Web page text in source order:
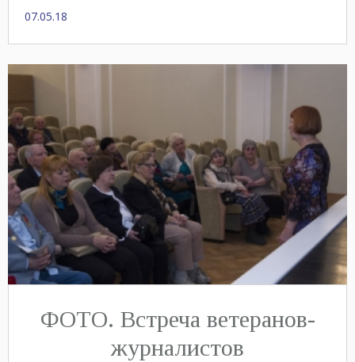
07.05.18
ФОТО. Встреча ветеранов-
журналистов